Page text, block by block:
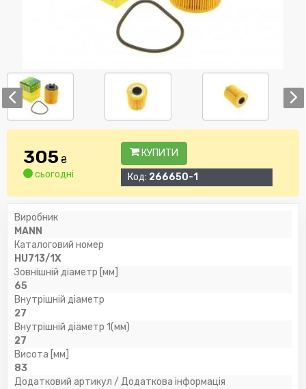
305₴
сьогодні
КУПИТИ
Код: 266650-1
Виробник
MANN
Каталоговий номер
HU713/1X
Зовнішній діаметр [мм]
65
Внутрішній діаметр
27
Внутрішній діаметр 1(мм)
27
Висота [мм]
83
Додатковий артикул / Додаткова інформація